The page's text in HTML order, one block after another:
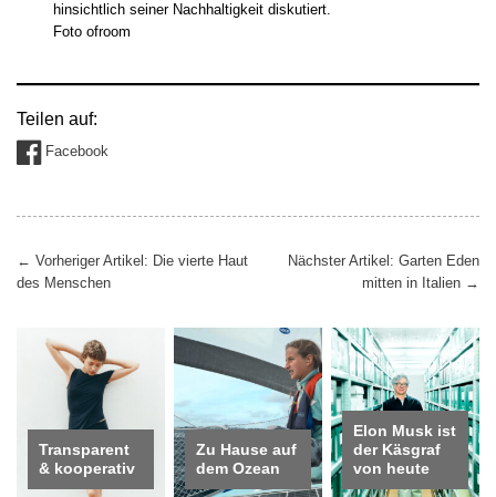
hinsichtlich seiner Nachhaltigkeit diskutiert.
Foto ofroom
Teilen auf:
Facebook
← Vorheriger Artikel: Die vierte Haut
des Menschen
Nächster Artikel: Garten Eden
mitten in Italien →
Transparent
& kooperativ
Zu Hause auf
dem Ozean
Elon Musk ist
der Käsgraf
von heute